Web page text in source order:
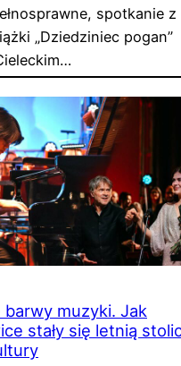
spotkanie z
„Dziedziniec pogan”
muzyki. Jak
stały się letnią